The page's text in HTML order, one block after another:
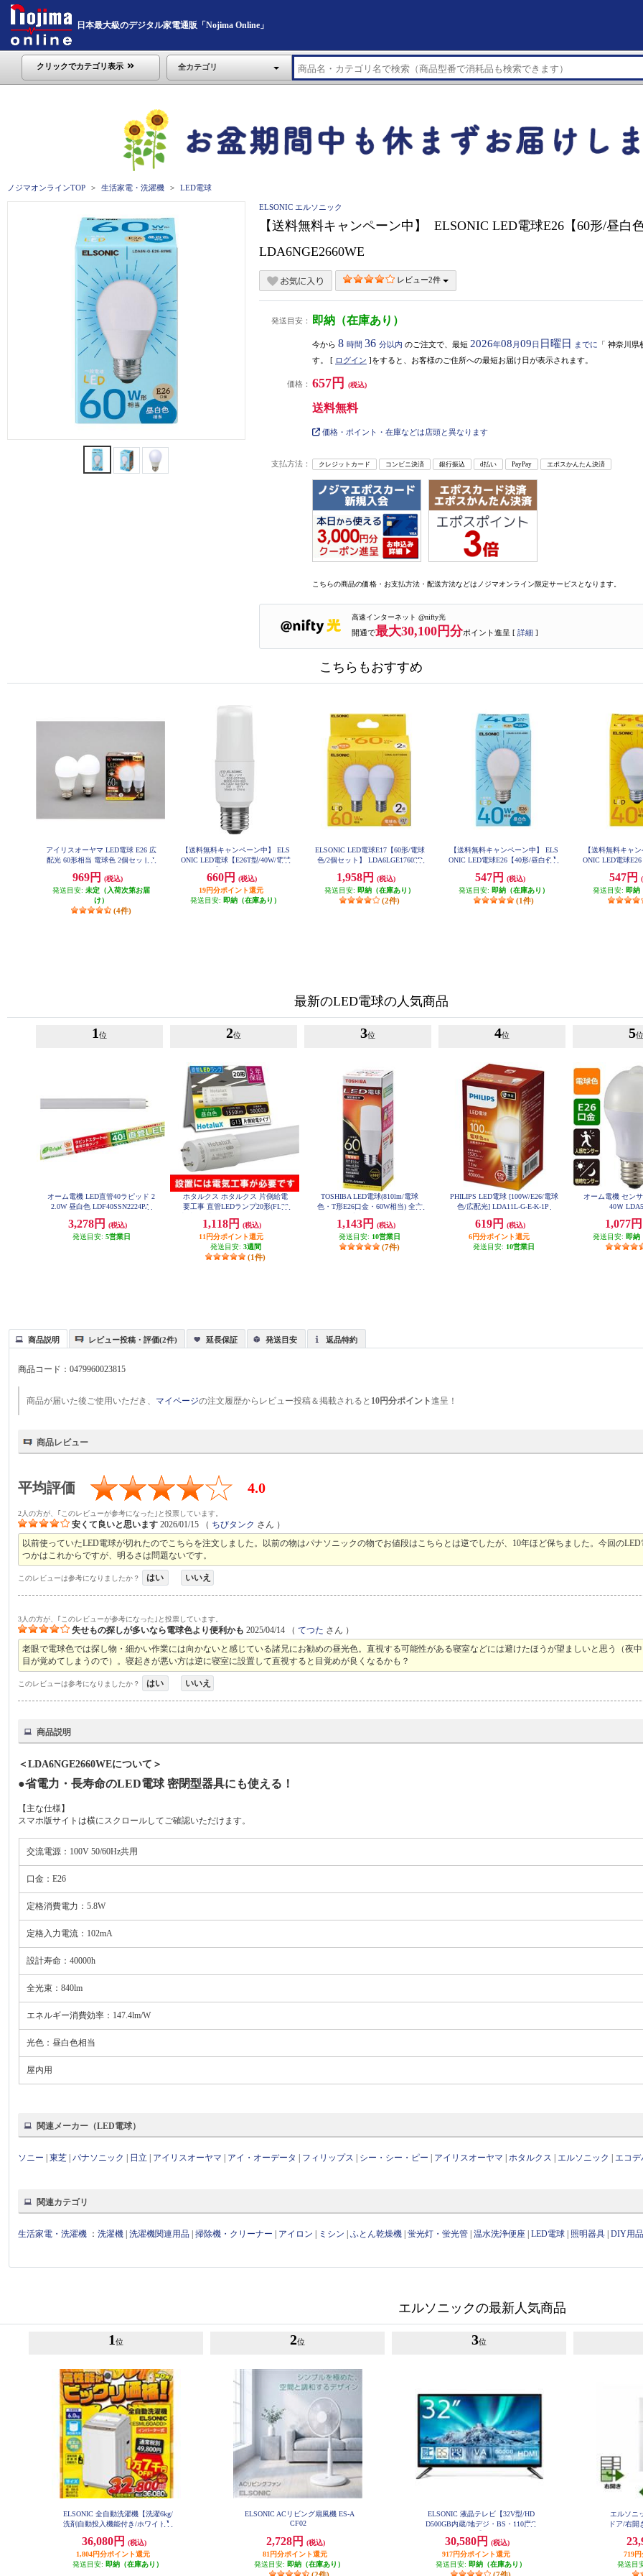
日本最大級のデジタル家電通販「Nojima Online」
クリックでカテゴリ表示 全カテゴリ
ノジマオンラインTOP 生活家電・洗濯機 LED電球
ELSONIC エルソニック
【送料無料キャンペーン中】 ELSONIC LED電球E26【60形/昼白色
LDA6NGE2660WE
レビュー2件
発送目安： 即納（在庫あり）
今から 8 時間 36 分以内 のご注文で、最短 2026年08 月09日 日曜日 までに 「 神奈川県
す。 [ ログイン ]をすると、お客様のご住所への最短お届け日が表示されます。
価格： 657円 (税込)
送料無料
価格・ポイント・在庫などは店頭と異なります
支払方法： クレジットカード コンビニ決済 銀行振込 d払い PayPay エポスかんたん決済
こちらの商品の価格・お支払方法・配送方法などはノジマオンライン限定サービスとなります。
高速インターネット @nifty光
開通で最大30,100円分ポイント進呈 [ 詳細 ]
こちらもおすすめ
アイリスオーヤマ LED電球 E26 広
配光 60形相当 電球色 2個セット L
969円
(税込)
発送目安: 未定（入荷次第お届
け）
(4件)
【送料無料キャンペーン中】 ELS
ONIC LED電球【E26T型/40W/電球
660円
(税込)
19円分ポイント還元
発送目安: 即納（在庫あり）
ELSONIC LED電球E17【60形/電球
色/2個セット】 LDA6LGE17602D
1,958円
(税込)
発送目安: 即納（在庫あり）
(2件)
【送料無料キャンペーン中】 ELS
ONIC LED電球E26【40形/昼白色】
547円
(税込)
発送目安: 即納（在庫あり）
(1件)
【送料無料キャ
ONIC LED電球E26
547円
発送目安: 即納
最新のLED電球の人気商品
1 位
オーム電機 LED直管40ラピッド 2
2.0W 昼白色 LDF40SSN2224PA
3,278円
(税込)
発送目安: 5営業日
2位
ホタルクス ホタルクス 片側給電
要工事 直管LEDランプ20形(FL20
全光束1550lm G13口金 580mm LD
20T50-10-15G13-H1
1,118円
(税込)
11円分ポイント還元
発送目安: 3週間
(1件)
3位
TOSHIBA LED電球(810lm/電球
色・T形E26口金・60W相当) 全方
1,143円
(税込)
発送目安: 10営業日
(7件)
4位
PHILIPS LED電球 [100W/E26/電球
色/広配光] LDA11L-G-E-K-1P
619円
(税込)
6円分ポイント還元
発送目安: 10営業日
5位
オーム電機 セン
40Ｗ
1,077円
発送目安: 即納
商品説明 レビュー投稿・評価(2件) 延長保証 発送目安 返品特約
商品コード：0479960023815
商品が届いた後ご使用いただき、 マイページの注文履歴からレビュー投稿＆掲載されると 10円分ポイント進呈！
商品レビュー
平均評価 4.0
2人の方が、｢このレビューが参考になった｣と投票しています。
安くて良いと思います 2026/01/15 （ ちびタンク さん ）
以前使っていたLED電球が切れたのでこちらを注文しました。以前の物はパナソニックの物でお値段はこちらとは逆でしたが、10年ほど保ちました。今回の
つかはこれからですが、明るさは問題ないです。
このレビューは参考になりましたか？ はい いいえ
3人の方が、｢このレビューが参考になった｣と投票しています。
失せもの探しが多いなら電球色より便利かも 2025/04/14 （てつた さん ）
老眼で電球色では探し物・細かい作業には向かないと感じている諸兄にお勧めの昼光色。直視する可能性がある寝室などには避けたほうが望ましいと思う（夜
目が覚めてしまうので）。寝起きが悪い方は逆に寝室に設置して直視すると目覚めが良くなるかも？
このレビューは参考になりましたか？ はい いいえ
商品説明
＜LDA6NGE2660WEについて＞
●省電力・長寿命のLED電球 密閉型器具にも使える！
【主な仕様】
スマホ版サイトは横にスクロールしてご確認いただけます。
交流電源：100V 50/60Hz共用
口金：E26
定格消費電力：5.8W
定格入力電流：102mA
設計寿命：40000h
全光束：840lm
エネルギー消費効率：147.4lm/W
光色：昼白色相当
屋内用
関連メーカー（LED電球）
ソニー |東芝 |パナソニック 日立 アイリスオーヤマ アイ・オーデータ フィリップス シー・シー・ピー アイリスオーヤマ |ホタルクス エルソニック エコデ
関連カテゴリ
生活家電・洗濯機 ：洗濯機 |洗濯機関連用品 |掃除機・クリーナー アイロン ミシン |ふとん乾燥機 |蛍光灯・蛍光管 |温水洗浄便座 |LED電球 照明器具 |DIY用
エルソニックの最新人気商品
1 位
ELSONIC 全自動洗濯機【洗濯6kg/
洗剤自動投入機能付き/ホワイト】
36,080円
(税込)
1,804円分ポイント還元
発送目安: 即納（在庫あり）
2位
ELSONIC ACリビング扇風機 ES-A
CF02
2,728円
(税込)
81円分ポイント還元
発送目安: 即納（在庫あり）
3位
ELSONIC 液晶テレビ【32V型/HD
D500GB内蔵/地デジ・BS・110度C
30,580円
(税込)
917円分ポイント還元
発送目安: 即納（在庫あり）
エルソニ
ドア/右開
719
発送目